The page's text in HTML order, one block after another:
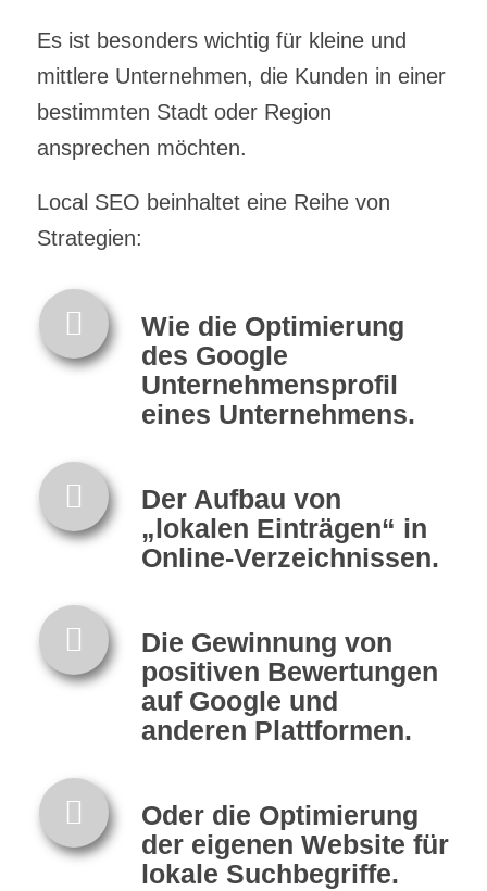
Es ist besonders wichtig für kleine und
mittlere Unternehmen, die Kunden in einer
bestimmten Stadt oder Region
ansprechen möchten.
Local SEO beinhaltet eine Reihe von
Strategien:
Wie die Optimierung
des Google
Unternehmensprofil
eines Unternehmens.
Der Aufbau von
„lokalen Einträgen“ in
Online-Verzeichnissen.
Die Gewinnung von
positiven Bewertungen
auf Google und
anderen Plattformen.
Oder die Optimierung
der eigenen Website für
lokale Suchbegriffe.